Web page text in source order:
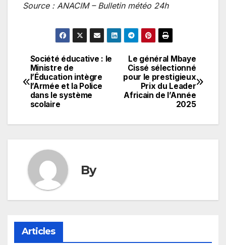
Source : ANACIM – Bulletin météo 24h
Navigation
de
l’article
Le général Mbaye
Cissé sélectionné
pour le prestigieux
Prix du Leader
Africain de l’Année
2025
Société éducative : le
Ministre de
l’Éducation intègre
l’Armée et la Police
dans le système
scolaire
By
Articles